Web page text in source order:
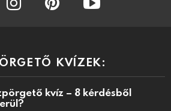
KVÍZEK:
kvíz – 8 kérdésből